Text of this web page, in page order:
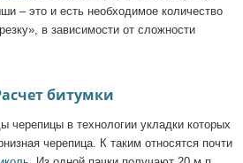
– это и есть необходимое количество
в зависимости от сложности
битумки
черепицы в технологии укладки которых
черепица. К таким относятся почти